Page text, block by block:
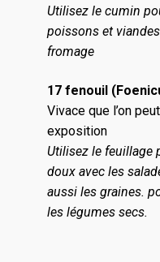
Utilisez le cumin
poissons et
fromage
17 fenouil
Vivace que l’on
exposition
Utilisez le feuillage
doux avec les
aussi les graines.
les légumes secs.